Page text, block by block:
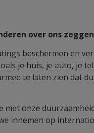
over ons zeggen
beschermen en
je huis, je auto, je
te laten zien dat
met onze
innemen op